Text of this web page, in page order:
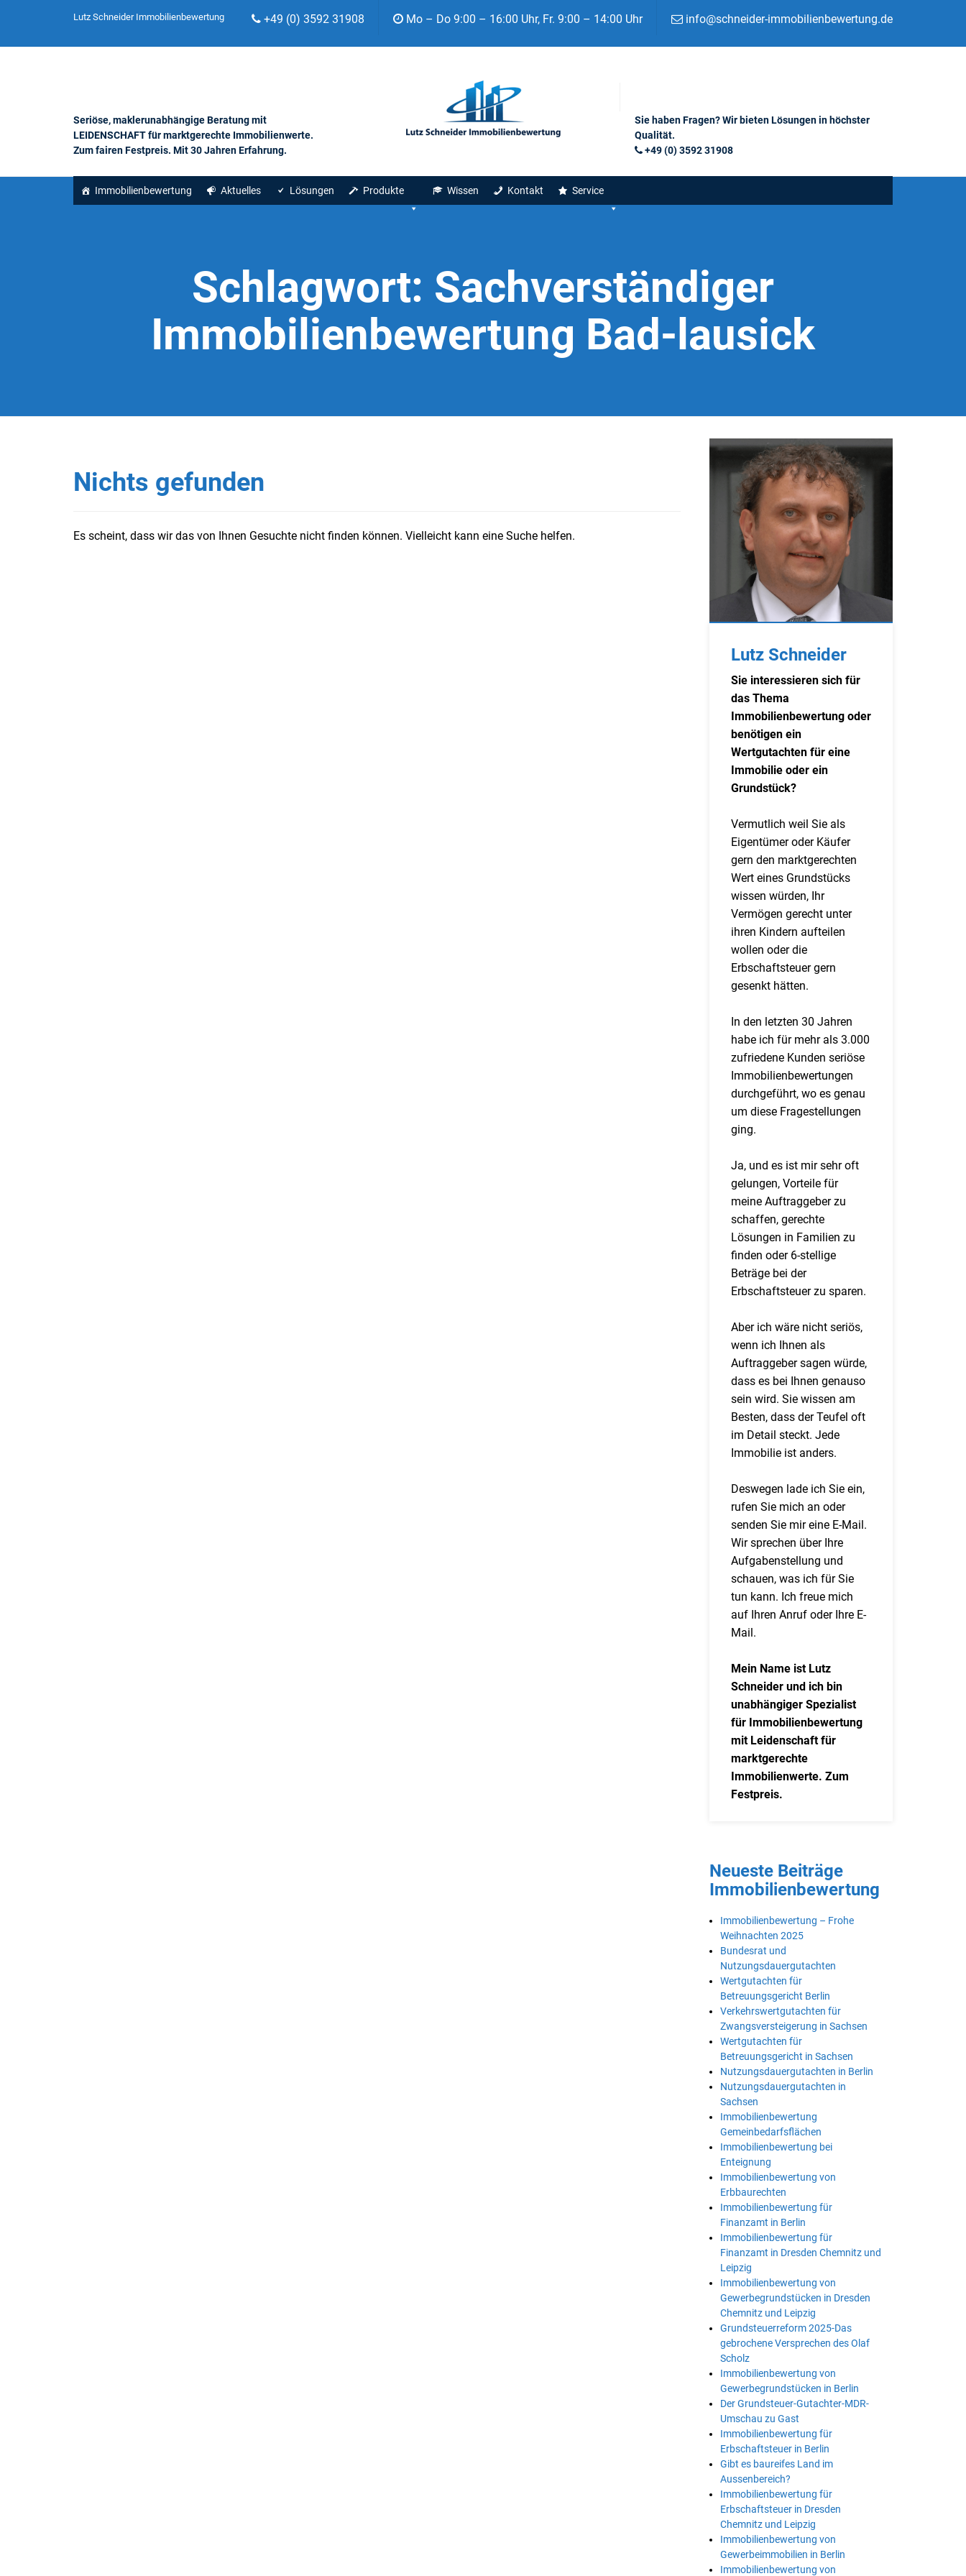
Lutz Schneider Immobilienbewertung +49 (0) 3592 31908 Mo – Do 9:00 – 16:00 Uhr, Fr. 9:00 – 14:00 Uhr info@schneider-immobilienbewertung.de
Seriöse, maklerunabhängige Beratung mit
LEIDENSCHAFT für marktgerechte Immobilienwerte.
Zum fairen Festpreis. Mit 30 Jahren Erfahrung.
Sie haben Fragen? Wir bieten Lösungen in höchster
Qualität.
+49 (0) 3592 31908
Immobilienbewertung Aktuelles Lösungen Produkte Wissen Kontakt Service
Schlagwort: Sachverständiger
Immobilienbewertung Bad-lausick
Nichts gefunden
Es scheint, dass wir das von Ihnen Gesuchte nicht finden können. Vielleicht kann eine Suche helfen.
Lutz Schneider
Sie interessieren sich für
das Thema
Immobilienbewertung oder
benötigen ein
Wertgutachten für eine
Immobilie oder ein
Grundstück?
Vermutlich weil Sie als
Eigentümer oder Käufer
gern den marktgerechten
Wert eines Grundstücks
wissen würden, Ihr
Vermögen gerecht unter
ihren Kindern aufteilen
wollen oder die
Erbschaftsteuer gern
gesenkt hätten.
In den letzten 30 Jahren
habe ich für mehr als 3.000
zufriedene Kunden seriöse
Immobilienbewertungen
durchgeführt, wo es genau
um diese Fragestellungen
ging.
Ja, und es ist mir sehr oft
gelungen, Vorteile für
meine Auftraggeber zu
schaffen, gerechte
Lösungen in Familien zu
finden oder 6-stellige
Beträge bei der
Erbschaftsteuer zu sparen.
Aber ich wäre nicht seriös,
wenn ich Ihnen als
Auftraggeber sagen würde,
dass es bei Ihnen genauso
sein wird. Sie wissen am
Besten, dass der Teufel oft
im Detail steckt. Jede
Immobilie ist anders.
Deswegen lade ich Sie ein,
rufen Sie mich an oder
senden Sie mir eine E-Mail.
Wir sprechen über Ihre
Aufgabenstellung und
schauen, was ich für Sie
tun kann. Ich freue mich
auf Ihren Anruf oder Ihre E-
Mail.
Mein Name ist Lutz
Schneider und ich bin
unabhängiger Spezialist
für Immobilienbewertung
mit Leidenschaft für
marktgerechte
Immobilienwerte. Zum
Festpreis.
Neueste Beiträge
Immobilienbewertung
Immobilienbewertung – Frohe
Weihnachten 2025
Bundesrat und
Nutzungsdauergutachten
Wertgutachten für
Betreuungsgericht Berlin
Verkehrswertgutachten für
Zwangsversteigerung in Sachsen
Wertgutachten für
Betreuungsgericht in Sachsen
Nutzungsdauergutachten in Berlin
Nutzungsdauergutachten in
Sachsen
Immobilienbewertung
Gemeinbedarfsflächen
Immobilienbewertung bei
Enteignung
Immobilienbewertung von
Erbbaurechten
Immobilienbewertung für
Finanzamt in Berlin
Immobilienbewertung für
Finanzamt in Dresden Chemnitz und
Leipzig
Immobilienbewertung von
Gewerbegrundstücken in Dresden
Chemnitz und Leipzig
Grundsteuerreform 2025-Das
gebrochene Versprechen des Olaf
Scholz
Immobilienbewertung von
Gewerbegrundstücken in Berlin
Der Grundsteuer-Gutachter-MDR-
Umschau zu Gast
Immobilienbewertung für
Erbschaftsteuer in Berlin
Gibt es baureifes Land im
Aussenbereich?
Immobilienbewertung für
Erbschaftsteuer in Dresden
Chemnitz und Leipzig
Immobilienbewertung von
Gewerbeimmobilien in Berlin
Immobilienbewertung von